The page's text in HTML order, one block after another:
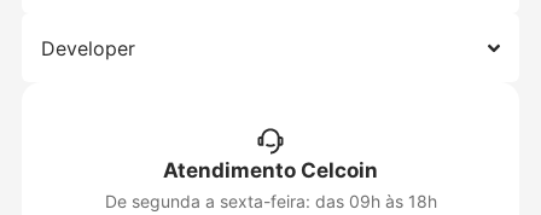
Developer
Atendimento Celcoin
De segunda a sexta-feira: das 09h às 18h